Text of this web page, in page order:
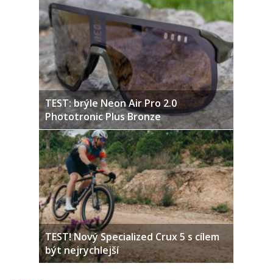
TEST: brýle Neon Air Pro 2.0
Phototronic Plus Bronze
TEST! Nový Specialized Crux 5 s cílem
být nejrychlejší